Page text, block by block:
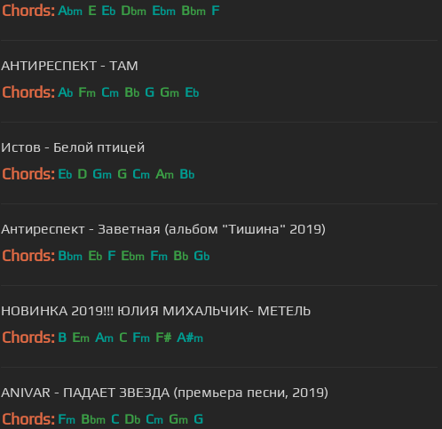
Chords: Abm E Eb Dbm Ebm Bbm F
АНТИРЕСПЕКТ - ТАМ
Chords: Ab Fm Cm Bb G Gm Eb
Истов - Белой птицей
Chords: Eb D Gm G Cm Am Bb
Антиреспект - Заветная (альбом "Тишина" 2019)
Chords: Bbm Eb F Ebm Fm Bb Gb
НОВИНКА 2019!!! ЮЛИЯ МИХАЛЬЧИК- МЕТЕЛЬ
Chords: B Em Am C Fm F# A#m
ANIVAR - ПАДАЕТ ЗВЕЗДА (премьера песни, 2019)
Chords: Fm Bbm C Db Cm Gm G